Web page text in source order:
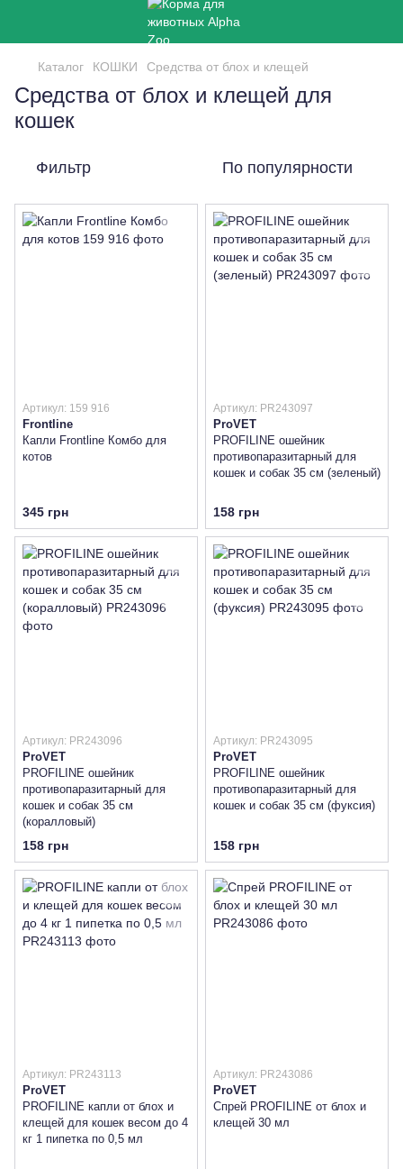
Каталог КОШКИ Средства от блох и клещей
Средства от блох и клещей для
кошек
Фильтр По популярности
Артикул: 159 916
Frontline
Капли Frontline Комбо для
котов
345 грн
Артикул: PR243097
ProVET
PROFILINE ошейник
противопаразитарный для
кошек и собак 35 см (зеленый)
158 грн
Артикул: PR243096
ProVET
PROFILINE ошейник
противопаразитарный для
кошек и собак 35 см
(коралловый)
158 грн
Артикул: PR243095
ProVET
PROFILINE ошейник
противопаразитарный для
кошек и собак 35 см (фуксия)
158 грн
Артикул: PR243113
ProVET
PROFILINE капли от блох и
клещей для кошек весом до 4
кг 1 пипетка по 0,5 мл
Артикул: PR243086
ProVET
Спрей PROFILINE от блох и
клещей 30 мл